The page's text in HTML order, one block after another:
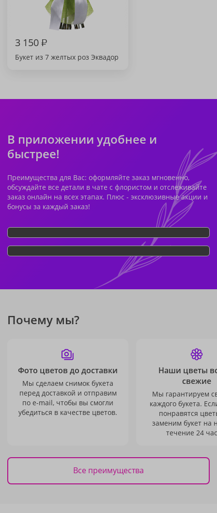
3 150₽
Букет из 7 желтых роз Эквадор
В приложении удобнее и
быстрее!
Преимущества для Вас: оформляйте заказ мгновенно,
обсуждайте все детали в чате с флористом и отслеживайте
заказ онлайн на всех этапах. Плюс - эксклюзивные акции и
бонусы за каждый заказ!
Почему мы?
Фото цветов до доставки
Мы сделаем снимок букета
перед доставкой и отправим
по e-mail, чтобы вы смогли
убедиться в качестве цветов.
Наши цветы
свежие
Мы гарантируем
каждого букета.
понравятся
заменим букет на
течение 24
Все преимущества